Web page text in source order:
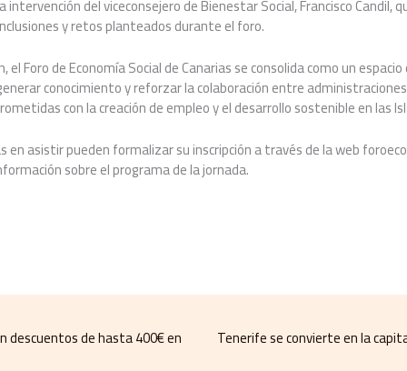
intervención del viceconsejero de Bienestar Social, Francisco Candil,
y retos planteados durante el foro.
el Foro de Economía Social de Canarias se consolida como un
conocimiento y reforzar la colaboración entre
con la creación de empleo y el desarrollo sostenible en las
en asistir pueden formalizar su inscripción a través de la web
sobre el programa de la jornada.
descuentos de hasta 400€ en Tenerife se convierte en la